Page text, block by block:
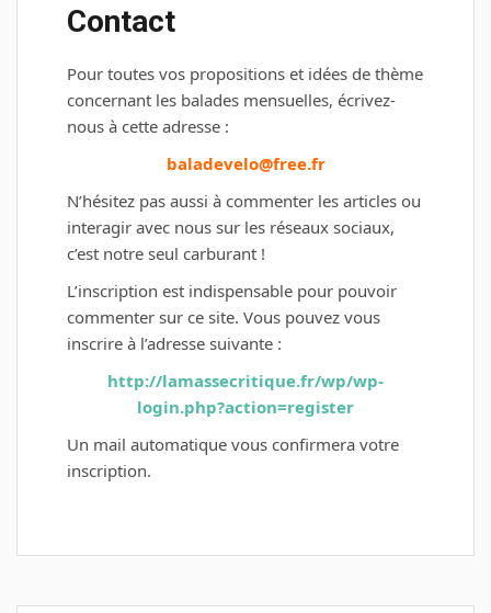
Contact
Pour toutes vos propositions et idées de thème
concernant les balades mensuelles, écrivez-
nous à cette adresse :
baladevelo@free.fr
N’hésitez pas aussi à commenter les articles ou
interagir avec nous sur les réseaux sociaux,
c’est notre seul carburant !
L’inscription est indispensable pour pouvoir
commenter sur ce site. Vous pouvez vous
inscrire à l’adresse suivante :
http://lamassecritique.fr/wp/wp-
login.php?action=register
Un mail automatique vous confirmera votre
inscription.